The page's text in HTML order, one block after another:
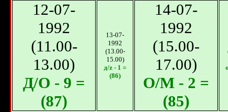
12-07-
1992
(11.00-
13.00)
Д/О - 9 =
(87)
13-07-
1992
(13.00-
15.00)
д/z - 1 =
(86)
14-07-
1992
(15.00-
17.00)
О/М - 2 =
(85)